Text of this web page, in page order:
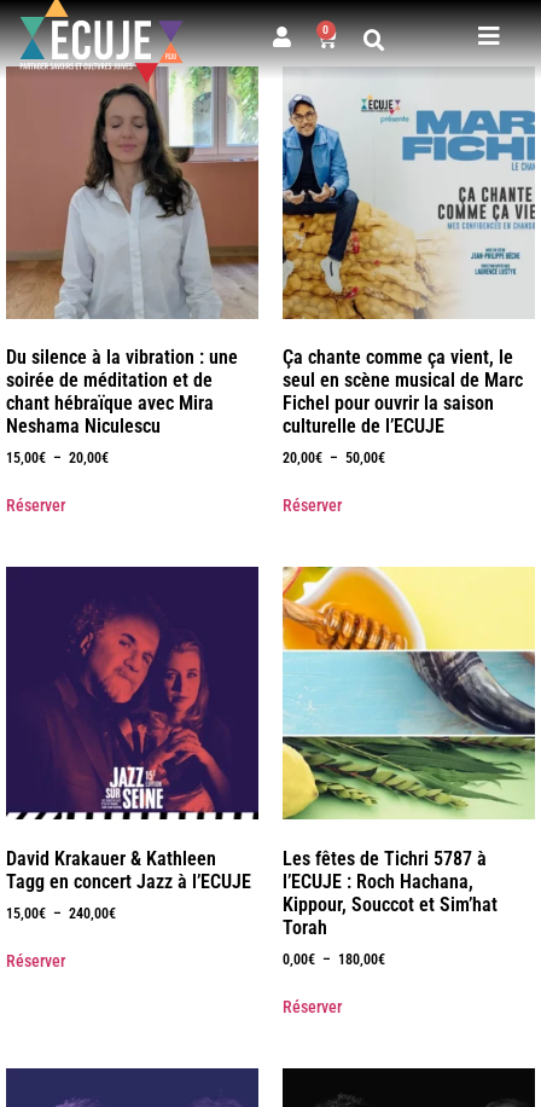
0
Du silence à la vibration : une
soirée de méditation et de
chant hébraïque avec Mira
Neshama Niculescu
15,00€ – 20,00€
Réserver
Ça chante comme ça vient, le
seul en scène musical de Marc
Fichel pour ouvrir la saison
culturelle de l’ECUJE
20,00€ – 50,00€
Réserver
David Krakauer & Kathleen
Tagg en concert Jazz à l’ECUJE
15,00€ – 240,00€
Réserver
Les fêtes de Tichri 5787 à
l’ECUJE : Roch Hachana,
Kippour, Souccot et Sim’hat
Torah
0,00€ – 180,00€
Réserver